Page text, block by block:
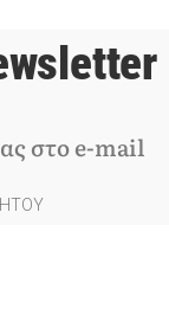
στο e-mail